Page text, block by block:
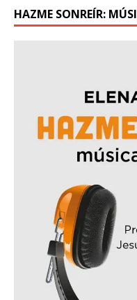
HAZME SONREÍR: